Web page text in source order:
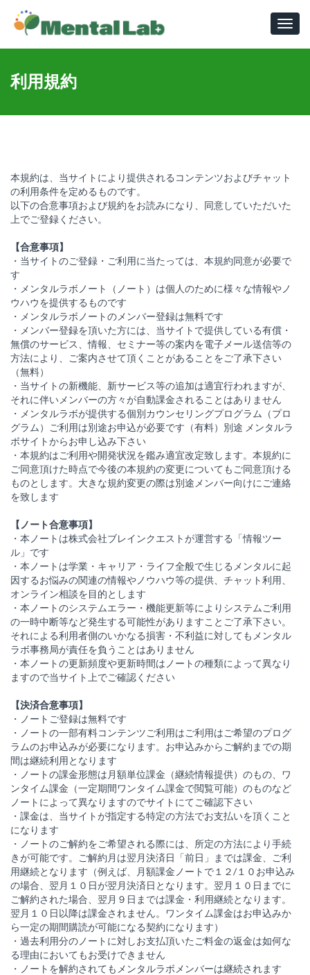
利用規約
本規約は、当サイトにより提供されるコンテンツおよびチャット
の利用条件を定めるものです。
以下の合意事項および規約をお読みになり、同意していただいた
上でご登録ください。
【合意事項】
・当サイトのご登録・ご利用に当たっては、本規約同意が必要で
す
・メンタルラボノート（ノート）は個人のために様々な情報やノ
ウハウを提供するものです
・メンタルラボノートのメンバー登録は無料です
・メンバー登録を頂いた方には、当サイトで提供している有償・
無償のサービス、情報、セミナー等の案内を電子メール送信等の
方法により、ご案内させて頂くことがあることをご了承下さい
（無料）
・当サイトの新機能、新サービス等の追加は適宜行われますが、
それに伴いメンバーの方々が自動課金されることはありません
・メンタルラボが提供する個別カウンセリングプログラム（プロ
グラム）ご利用は別途お申込が必要です（有料）別途 メンタルラ
ボサイトからお申し込み下さい
・本規約はご利用や開発状況を鑑み適宜改定致します。本規約に
ご同意頂けた時点で今後の本規約の変更についてもご同意頂ける
ものとします。大きな規約変更の際は別途メンバー向けにご連絡
を致します
【ノート合意事項】
・本ノートは株式会社ブレインクエストが運営する「情報ツー
ル」です
・本ノートは学業・キャリア・ライフ全般で生じるメンタルに起
因するお悩みの関連の情報やノウハウ等の提供、チャット利用、
オンライン相談を目的とします
・本ノートのシステムエラー・機能更新等によりシステムご利用
の一時中断等など発生する可能性がありますことご了承下さい。
それによる利用者側のいかなる損害・不利益に対してもメンタル
ラボ事務局が責任を負うことはありません
・本ノートの更新頻度や更新時間はノートの種類によって異なり
ますので当サイト上でご確認ください
【決済合意事項】
・ノートご登録は無料です
・ノートの一部有料コンテンツご利用はご利用はご希望のプログ
ラムのお申込みが必要になります。お申込みからご解約までの期
間は継続利用となります
・ノートの課金形態は月額単位課金（継続情報提供）のもの、ワ
ンタイム課金（一定期間ワンタイム課金で閲覧可能）のものなど
ノートによって異なりますのでサイトにてご確認下さい
・課金は、当サイトが指定する特定の方法でお支払いを頂くこと
になります
・ノートのご解約をご希望される際には、所定の方法により手続
きが可能です。ご解約月は翌月決済日「前日」までは課金、ご利
用継続となります（例えば、月額課金ノートで１２/１０お申込み
の場合、翌月１０日が翌月決済日となります。翌月１０日までに
ご解約された場合、翌月９日までは課金・利用継続となります。
翌月１０日以降は課金されません。ワンタイム課金はお申込みか
ら一定の期間購読が可能になる契約になります）
・過去利用分のノートに対しお支払頂いたご料金の返金は如何な
る理由においてもお受けできません
・ノートを解約されてもメンタルラボメンバーは継続されます